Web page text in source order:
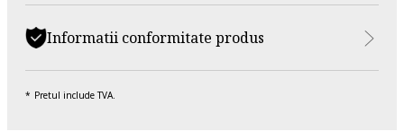
Informatii conformitate produs
Pretul include TVA.